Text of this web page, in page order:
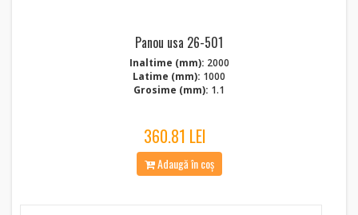
Panou usa 26-501
Inaltime (mm): 2000
Latime (mm): 1000
Grosime (mm): 1.1
360.81 LEI
Adaugă în coș